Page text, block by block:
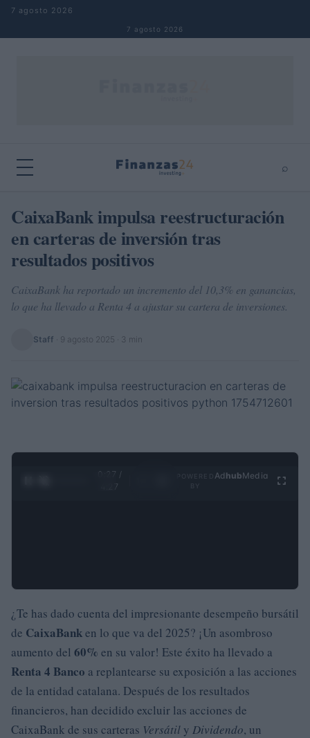
Saltar al contenido
7 agosto 2026
7 agosto 2026
⌕
Buscar ⌕ ×
CaixaBank impulsa reestructuración
en carteras de inversión tras
resultados positivos
CaixaBank ha reportado un incremento del 10,3% en ganancias,
lo que ha llevado a Renta 4 a ajustar su cartera de inversiones.
Staff 9 agosto 2025 · 3 min
0:28 /
4:27
Ad hubMedia
¿Te has dado cuenta del impresionante desempeño bursátil
de CaixaBanken lo que va del 2025? ¡Un asombroso
aumento del 60% en su valor! Este éxito ha llevado a
Renta 4 Banco a replantearse su exposición a las acciones
de la entidad catalana. Después de los resultados
financieros, han decidido excluir las acciones de
CaixaBank de sus carteras Versátil y Dividendo, un